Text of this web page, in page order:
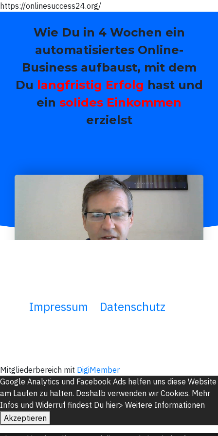
https://onlinesuccess24.org/
Wie Du in 4 Wochen ein
automatisiertes Online-
Business aufbaust, mit dem
Du langfristig Erfolg hast und
ein solides Einkommen
erzielst
Impressum Datenschutz
Mitgliederbereich mit DigiMember
Google Analytics und Facebook Ads helfen uns diese Website
am Laufen zu halten. Deshalb verwenden wir Cookies. Mehr
Infos und Widerruf findest Du hier> Weitere Informationen
Akzeptieren